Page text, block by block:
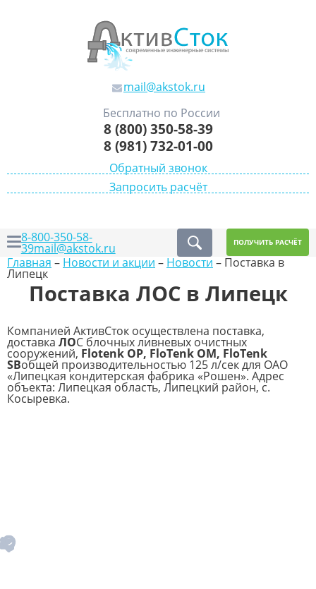
mail@akstok.ru
Бесплатно по России
8 (800) 350-58-39
8 (981) 732-01-00
Обратный звонок
Запросить расчёт
8-800-350-58-
39mail@akstok.ru ПОЛУЧИТЬ РАСЧЁТ
Главная – Новости и акции – Новости – Поставка в
Липецк
Поставка ЛОС в Липецк
Компанией АктивСток осуществлена поставка,
доставка ЛОС блочных ливневых очистных
сооружений, Flotenk OP, FloTenk OM, FloTenk
SBобщей производительностью 125 л/сек для ОАО
«Липецкая кондитерская фабрика «Рошен». Адрес
объекта: Липецкая область, Липецкий район, с.
Косыревка.